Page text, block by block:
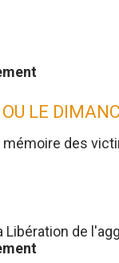
LE
mémoire des
Libération de